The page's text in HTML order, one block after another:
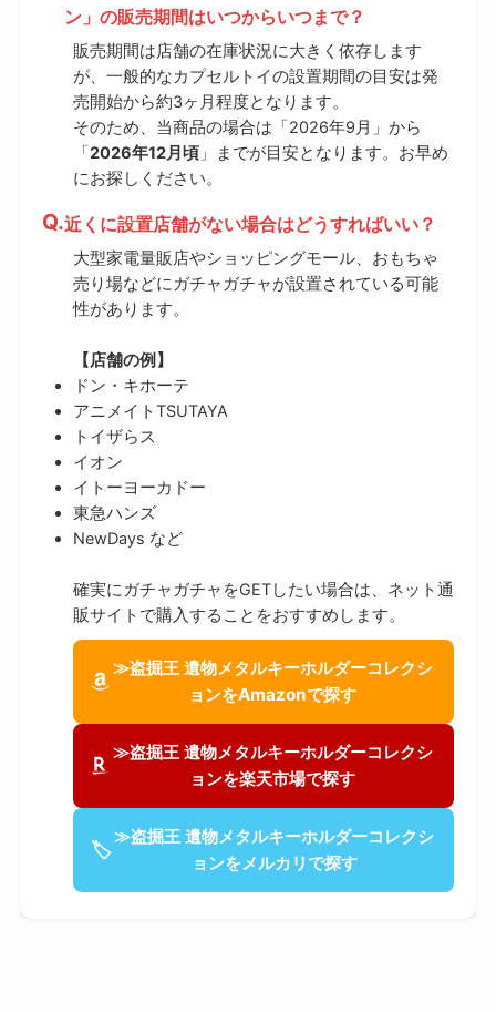
ン」の販売期間はいつからいつまで？
販売期間は店舗の在庫状況に大きく依存します
が、一般的なカプセルトイの設置期間の目安は発
売開始から約3ヶ月程度となります。
そのため、当商品の場合は「2026年9月」から
「2026年12月頃」までが目安となります。お早め
にお探しください。
近くに設置店舗がない場合はどうすればいい？
大型家電量販店やショッピングモール、おもちゃ
売り場などにガチャガチャが設置されている可能
性があります。
【店舗の例】
ドン・キホーテ
アニメイトTSUTAYA
トイザらス
イオン
イトーヨーカドー
東急ハンズ
NewDays など
確実にガチャガチャをGETしたい場合は、ネット通
販サイトで購入することをおすすめします。
≫盗掘王 遺物メタルキーホルダーコレクシ
ョンをAmazonで探す
≫盗掘王 遺物メタルキーホルダーコレクシ
ョンを楽天市場で探す
🏷
≫盗掘王 遺物メタルキーホルダーコレクシ
ョンをメルカリで探す